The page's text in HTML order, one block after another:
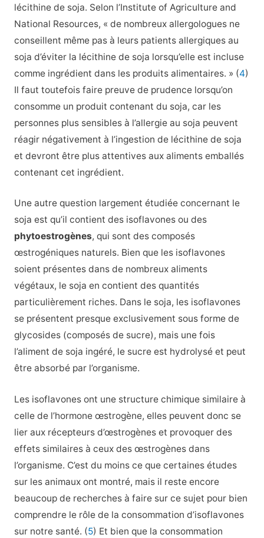
lécithine de soja. Selon l’Institute of Agriculture and
National Resources, « de nombreux allergologues ne
conseillent même pas à leurs patients allergiques au
soja d’éviter la lécithine de soja lorsqu’elle est incluse
comme ingrédient dans les produits alimentaires. » (4)
Il faut toutefois faire preuve de prudence lorsqu’on
consomme un produit contenant du soja, car les
personnes plus sensibles à l’allergie au soja peuvent
réagir négativement à l’ingestion de lécithine de soja
et devront être plus attentives aux aliments emballés
contenant cet ingrédient.
Une autre question largement étudiée concernant le
soja est qu’il contient des isoflavones ou des
phytoestrogènes, qui sont des composés
œstrogéniques naturels. Bien que les isoflavones
soient présentes dans de nombreux aliments
végétaux, le soja en contient des quantités
particulièrement riches. Dans le soja, les isoflavones
se présentent presque exclusivement sous forme de
glycosides (composés de sucre), mais une fois
l’aliment de soja ingéré, le sucre est hydrolysé et peut
être absorbé par l’organisme.
Les isoflavones ont une structure chimique similaire à
celle de l’hormone œstrogène, elles peuvent donc se
lier aux récepteurs d’œstrogènes et provoquer des
effets similaires à ceux des œstrogènes dans
l’organisme. C’est du moins ce que certaines études
sur les animaux ont montré, mais il reste encore
beaucoup de recherches à faire sur ce sujet pour bien
comprendre le rôle de la consommation d’isoflavones
sur notre santé. (5) Et bien que la consommation